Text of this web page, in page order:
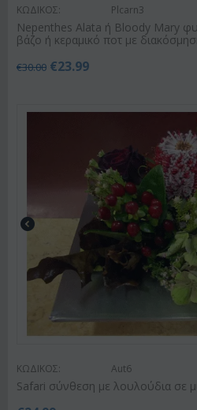
ΚΩΔΙΚΟΣ: Plcarn3
Nepenthes Alata ή Bloody Mary
βάζο ή κεραμικό ποτ με
€30.00 €23.99
ΚΩΔΙΚΟΣ: Aut6
Safari σύνθεση με λουλούδια σε